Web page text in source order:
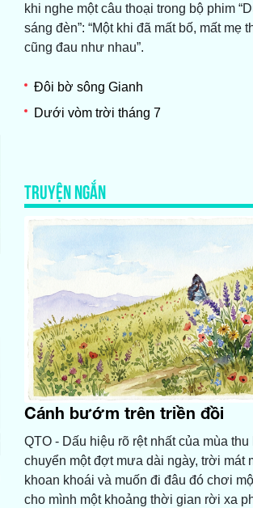
khi nghe một câu thoại trong bộ phim
sáng đèn”: “Một khi đã mất bố, mất mẹ
cũng đau như nhau”.
Đôi bờ sông Gianh
Dưới vòm trời tháng 7
TRUYỆN NGẮN
Cánh bướm trên triền đồi
QTO - Dấu hiệu rõ rệt nhất của mùa
chuyển một đợt mưa dài ngày, trời mát
khoan khoái và muốn đi đâu đó chơi
cho mình một khoảng thời gian rời xa